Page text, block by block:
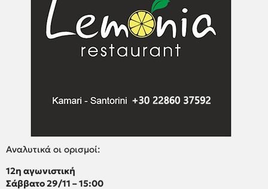
Αναλυτικά οι ορισμοί:
12η αγωνιστική
Σάββατο 29/11 – 15:00